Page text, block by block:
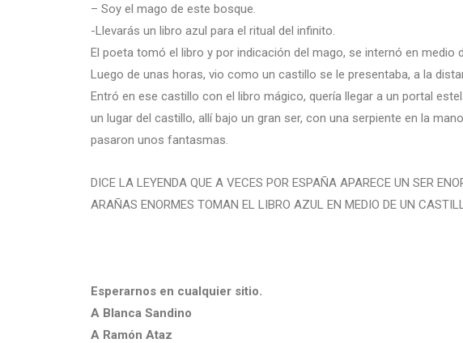
– Soy el mago de este bosque.
-Llevarás un libro azul para el ritual del infinito.
El poeta tomó el libro y por indicación del mago, se internó en medio
Luego de unas horas, vio como un castillo se le presentaba, a la
Entró en ese castillo con el libro mágico, quería llegar a un portal
un lugar del castillo, allí bajo un gran ser, con una serpiente en la
pasaron unos fantasmas.
DICE LA LEYENDA QUE A VECES POR ESPAÑA APARECE UN SER
ARAÑAS ENORMES TOMAN EL LIBRO AZUL EN MEDIO DE UN
Esperarnos en cualquier sitio.
A Blanca Sandino
A Ramón Ataz